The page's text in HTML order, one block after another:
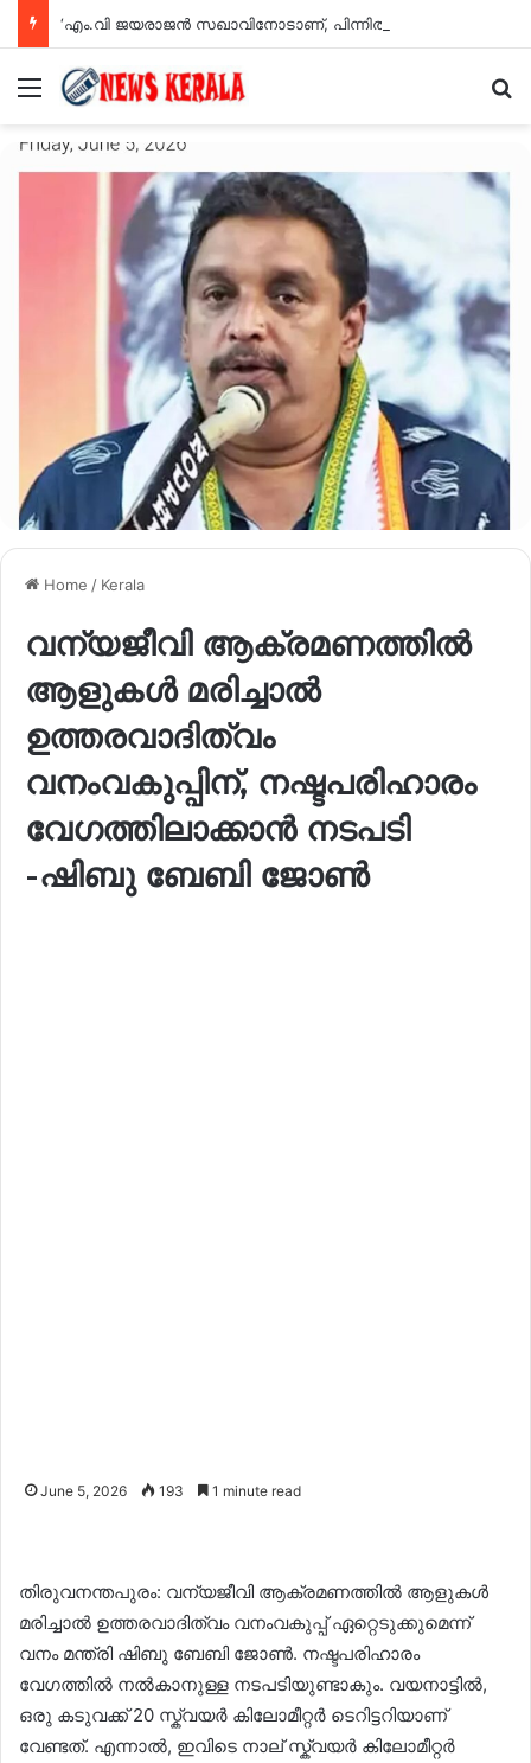
Menu
Home / Kerala
വന്യജീവി ആക്രമണത്തിൽ
ആളുകൾ മരിച്ചാൽ
ഉത്തരവാദിത്വം
വനംവകുപ്പിന്, നഷ്ടപരിഹാരം
വേഗത്തിലാക്കാൻ നടപടി
-ഷിബു ബേബി ജോൺ
June 5, 2026 193 1 minute read
തിരുവനന്തപുരം: വന്യജീവി ആക്രമണത്തിൽ ആളുകൾ
മരിച്ചാൽ ഉത്തരവാദിത്വം വനംവകുപ്പ് ഏറ്റെടുക്കുമെന്ന്
വനം മന്ത്രി ഷിബു ബേബി ജോൺ. നഷ്ടപരിഹാരം
വേഗത്തിൽ നൽകാനുള്ള നടപടിയുണ്ടാകും. വയനാട്ടിൽ,
ഒരു കടുവക്ക് 20 സ്ക്വയർ കിലോമീറ്റർ ടെറിട്ടറിയാണ്
വേണ്ടത്. എന്നാൽ, ഇവിടെ നാല് സ്ക്വയർ കിലോമീറ്റർ